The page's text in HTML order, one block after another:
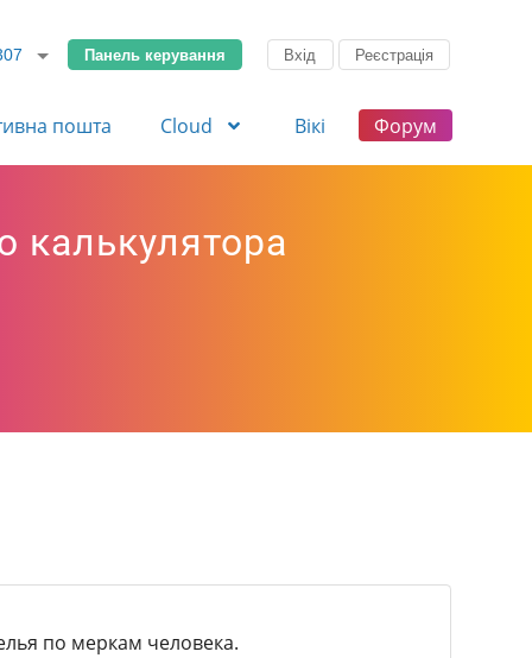
Панель керування Вхід Реєстрація
пошта Cloud Вікі Форум
калькулятора
по меркам человека.